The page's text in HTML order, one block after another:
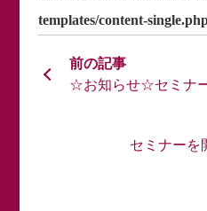
templates/content-
☆お知らせ☆セミナー
セミナーを